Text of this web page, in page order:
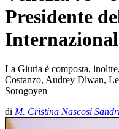
Presidente
La Giuria è composta,
Costanzo, Audrey Diwan,
Sorogoyen
di M. Cristina Nascosi